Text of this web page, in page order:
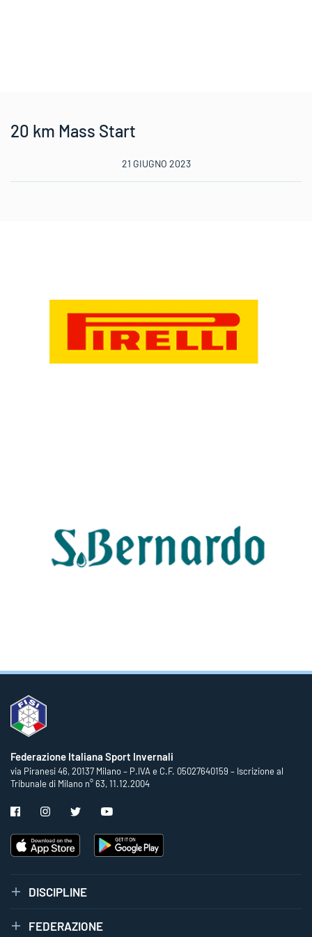
20 km Mass Start
21 GIUGNO 2023
Federazione Italiana Sport Invernali
via Piranesi 46, 20137 Milano – P.IVA e C.F. 05027640159 – Iscrizione al
Tribunale di Milano n° 63, 11.12.2004
DISCIPLINE
FEDERAZIONE